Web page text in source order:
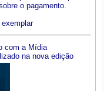
o pagamento.
com a Mídia
na nova edição